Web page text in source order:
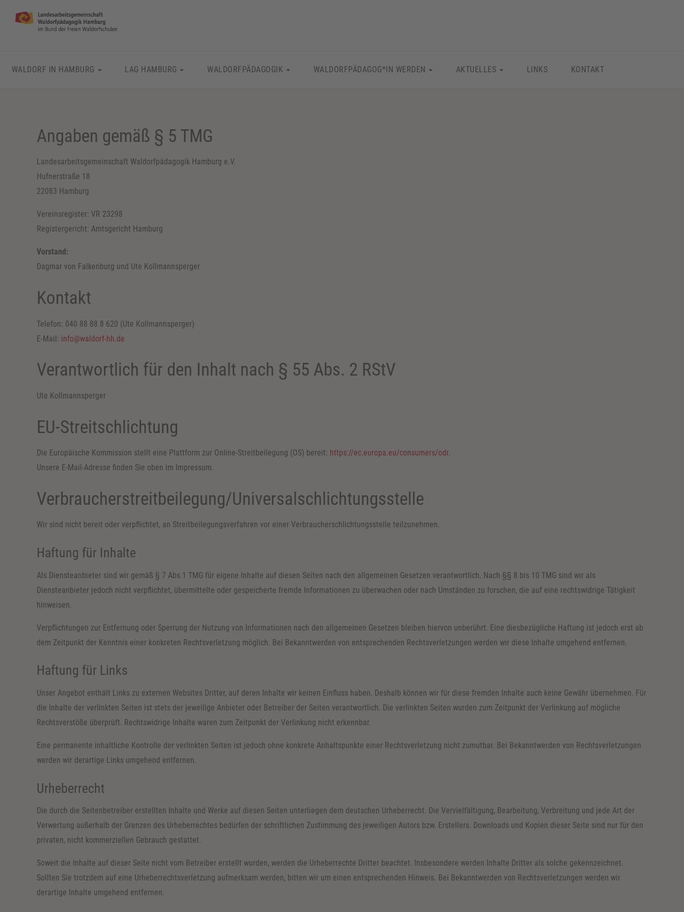
WALDORF IN HAMBURG LAG HAMBURG WALDORFPÄDAGOGIK WALDORFPÄDAGOG*IN WERDEN AKTUELLES LINKS KONTAKT
Angaben gemäß § 5 TMG
Landesarbeitsgemeinschaft Waldorfpädagogik Hamburg e.V.
Hufnerstraße 18
22083 Hamburg
Vereinsregister: VR 23298
Registergericht: Amtsgericht Hamburg
Vorstand:
Dagmar von Falkenburg und Ute Kollmannsperger
Kontakt
Telefon: 040 88 88 8 620 (Ute Kollmannsperger)
E-Mail: info@waldorf-hh.de
Verantwortlich für den Inhalt nach § 55 Abs. 2 RStV
Ute Kollmannsperger
EU-Streitschlichtung
Die Europäische Kommission stellt eine Plattform zur Online-Streitbeilegung (OS) bereit: https://ec.europa.eu/consumers/odr.
Unsere E-Mail-Adresse finden Sie oben im Impressum.
Verbraucher­streit­beilegung/Universal­schlichtungs­stelle
Wir sind nicht bereit oder verpflichtet, an Streitbeilegungsverfahren vor einer Verbraucherschlichtungsstelle teilzunehmen.
Haftung für Inhalte
Als Diensteanbieter sind wir gemäß § 7 Abs.1 TMG für eigene Inhalte auf diesen Seiten nach den allgemeinen Gesetzen verantwortlich. Nach §§ 8 bis 10 TMG sind wir als
Diensteanbieter jedoch nicht verpflichtet, übermittelte oder gespeicherte fremde Informationen zu überwachen oder nach Umständen zu forschen, die auf eine rechtswidrige Tätigkeit
hinweisen.
Verpflichtungen zur Entfernung oder Sperrung der Nutzung von Informationen nach den allgemeinen Gesetzen bleiben hiervon unberührt. Eine diesbezügliche Haftung ist jedoch erst ab
dem Zeitpunkt der Kenntnis einer konkreten Rechtsverletzung möglich. Bei Bekanntwerden von entsprechenden Rechtsverletzungen werden wir diese Inhalte umgehend entfernen.
Haftung für Links
Unser Angebot enthält Links zu externen Websites Dritter, auf deren Inhalte wir keinen Einfluss haben. Deshalb können wir für diese fremden Inhalte auch keine Gewähr übernehmen. Für
die Inhalte der verlinkten Seiten ist stets der jeweilige Anbieter oder Betreiber der Seiten verantwortlich. Die verlinkten Seiten wurden zum Zeitpunkt der Verlinkung auf mögliche
Rechtsverstöße überprüft. Rechtswidrige Inhalte waren zum Zeitpunkt der Verlinkung nicht erkennbar.
Eine permanente inhaltliche Kontrolle der verlinkten Seiten ist jedoch ohne konkrete Anhaltspunkte einer Rechtsverletzung nicht zumutbar. Bei Bekanntwerden von Rechtsverletzungen
werden wir derartige Links umgehend entfernen.
Urheberrecht
Die durch die Seitenbetreiber erstellten Inhalte und Werke auf diesen Seiten unterliegen dem deutschen Urheberrecht. Die Vervielfältigung, Bearbeitung, Verbreitung und jede Art der
Verwertung außerhalb der Grenzen des Urheberrechtes bedürfen der schriftlichen Zustimmung des jeweiligen Autors bzw. Erstellers. Downloads und Kopien dieser Seite sind nur für den
privaten, nicht kommerziellen Gebrauch gestattet.
Soweit die Inhalte auf dieser Seite nicht vom Betreiber erstellt wurden, werden die Urheberrechte Dritter beachtet. Insbesondere werden Inhalte Dritter als solche gekennzeichnet.
Sollten Sie trotzdem auf eine Urheberrechtsverletzung aufmerksam werden, bitten wir um einen entsprechenden Hinweis. Bei Bekanntwerden von Rechtsverletzungen werden wir
derartige Inhalte umgehend entfernen.